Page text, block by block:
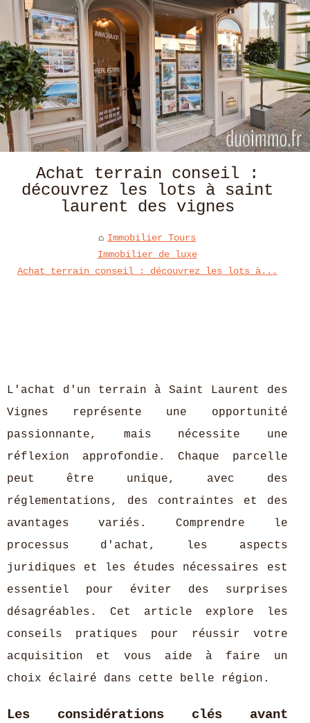
Achat terrain conseil :
découvrez les lots à saint
laurent des vignes
Immobilier Tours
Immobilier de luxe
Achat terrain conseil : découvrez les lots à...
L'achat d'un terrain à Saint Laurent des
Vignes représente une opportunité
passionnante, mais nécessite une
réflexion approfondie. Chaque parcelle
peut être unique, avec des
réglementations, des contraintes et des
avantages variés. Comprendre le
processus d'achat, les aspects
juridiques et les études nécessaires est
essentiel pour éviter des surprises
désagréables. Cet article explore les
conseils pratiques pour réussir votre
acquisition et vous aide à faire un
choix éclairé dans cette belle région.
Les considérations clés avant